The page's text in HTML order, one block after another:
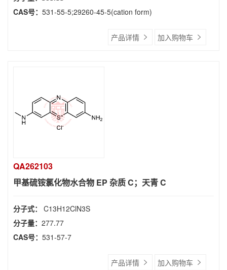
CAS号： 531-55-5;29260-45-5(cation form)
产品详情 加入购物车
QA262103
甲基硫铵氯化物水合物 EP 杂质 C；天青 C
分子式： C13H12ClN3S
分子量： 277.77
CAS号： 531-57-7
产品详情 加入购物车